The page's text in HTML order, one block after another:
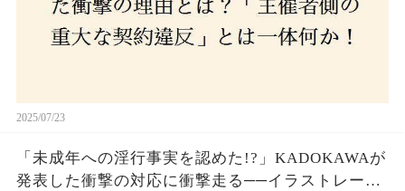
2025/07/23
「未成年への淫行事実を認めた!?」KADOKAWAが
発表した衝撃の対応に衝撃走る──イラストレータ